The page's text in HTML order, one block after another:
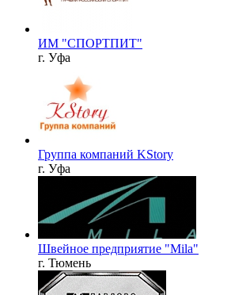
ИМ "СПОРТПИТ"
г. Уфа
Группа компаний KStory
г. Уфа
Швейное предприятие "Mila"
г. Тюмень